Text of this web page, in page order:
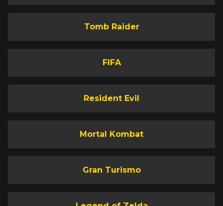
Tomb Raider
FIFA
Resident Evil
Mortal Kombat
Gran Turismo